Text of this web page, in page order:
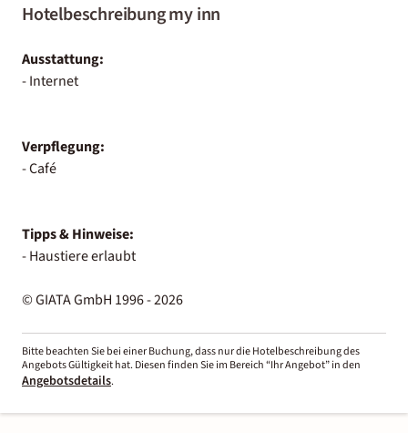
Hotelbeschreibung my inn
Ausstattung:
- Internet
Verpflegung:
- Café
Tipps & Hinweise:
- Haustiere erlaubt
© GIATA GmbH 1996 - 2026
Bitte beachten Sie bei einer Buchung, dass nur die Hotelbeschreibung des
Angebots Gültigkeit hat. Diesen finden Sie im Bereich “Ihr Angebot” in den
Angebotsdetails.